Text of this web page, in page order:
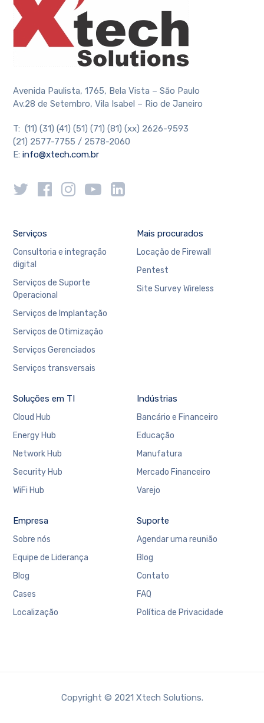
Avenida Paulista, 1765, Bela Vista – São Paulo
Av.28 de Setembro, Vila Isabel – Rio de Janeiro
T: (11) (31) (41) (51) (71) (81) (xx) 2626-9593
(21) 2577-7755 / 2578-2060
E:info@xtech.com.br
Serviços
Consultoria e integração
digital
Serviços de Suporte
Operacional
Serviços de Implantação
Serviços de Otimização
Serviços Gerenciados
Serviços transversais
Mais procurados
Locação de Firewall
Pentest
Site Survey Wireless
Soluções em TI
Cloud Hub
Energy Hub
Network Hub
Security Hub
WiFi Hub
Indústrias
Bancário e Financeiro
Educação
Manufatura
Mercado Financeiro
Varejo
Empresa
Sobre nós
Equipe de Liderança
Blog
Cases
Localização
Suporte
Agendar uma reunião
Blog
Contato
FAQ
Política de Privacidade
Copyright © 2021 Xtech Solutions.